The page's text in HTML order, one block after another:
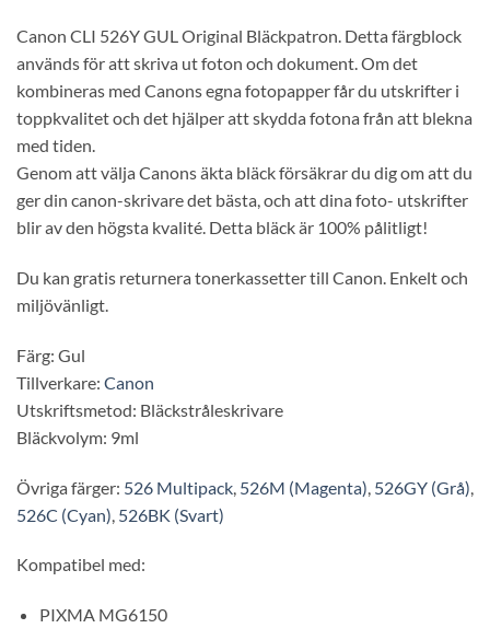
Canon CLI 526Y GUL Original Bläckpatron. Detta färgblock
används för att skriva ut foton och dokument. Om det
kombineras med Canons egna fotopapper får du utskrifter i
toppkvalitet och det hjälper att skydda fotona från att blekna
med tiden.
Genom att välja Canons äkta bläck försäkrar du dig om att du
ger din canon-skrivare det bästa, och att dina foto- utskrifter
blir av den högsta kvalité. Detta bläck är 100% pålitligt!
Du kan gratis returnera tonerkassetter till Canon. Enkelt och
miljövänligt.
Färg: Gul
Tillverkare: Canon
Utskriftsmetod: Bläckstråleskrivare
Bläckvolym: 9ml
Övriga färger: 526 Multipack 526M (Magenta) 526GY (Grå)
526C (Cyan) 526BK (Svart)
Kompatibel med:
PIXMA MG6150